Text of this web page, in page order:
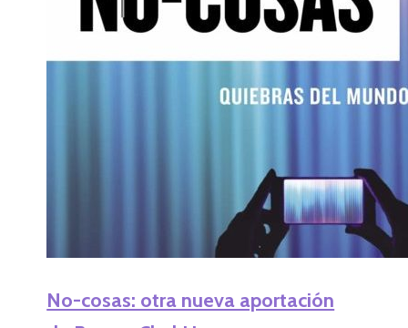
No-cosas: otra nueva aportación